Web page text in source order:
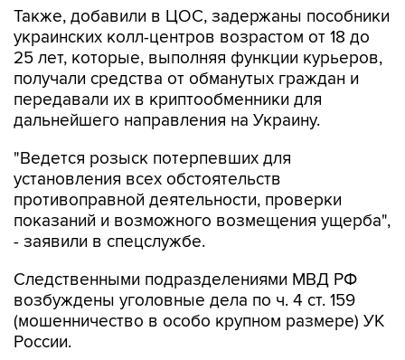
Также, добавили в ЦОС, задержаны пособники
украинских колл-центров возрастом от 18 до
25 лет, которые, выполняя функции курьеров,
получали средства от обманутых граждан и
передавали их в криптообменники для
дальнейшего направления на Украину.
"Ведется розыск потерпевших для
установления всех обстоятельств
противоправной деятельности, проверки
показаний и возможного возмещения ущерба",
- заявили в спецслужбе.
Следственными подразделениями МВД РФ
возбуждены уголовные дела по ч. 4 ст. 159
(мошенничество в особо крупном размере) УК
России.